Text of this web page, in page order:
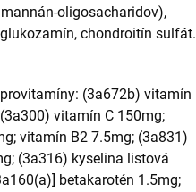
oligosacharidov),
chondroitín sulfát.
(3a672b) vitamín
vitamín C 150mg;
vitamín B2 7.5mg; (3a831)
(3a316) kyselina listová
betakarotén 1.5mg;